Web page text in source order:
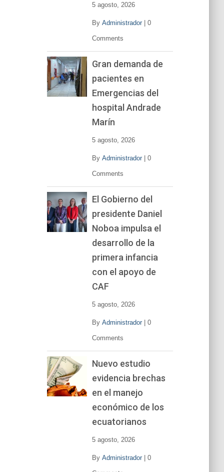
5 agosto, 2026
By Administrador| 0
Comments
Gran demanda de
pacientes en
Emergencias del
hospital Andrade
Marín
5 agosto, 2026
By Administrador| 0
Comments
El Gobierno del
presidente Daniel
Noboa impulsa el
desarrollo de la
primera infancia
con el apoyo de
CAF
5 agosto, 2026
By Administrador| 0
Comments
Nuevo estudio
evidencia brechas
en el manejo
económico de los
ecuatorianos
5 agosto, 2026
By Administrador| 0